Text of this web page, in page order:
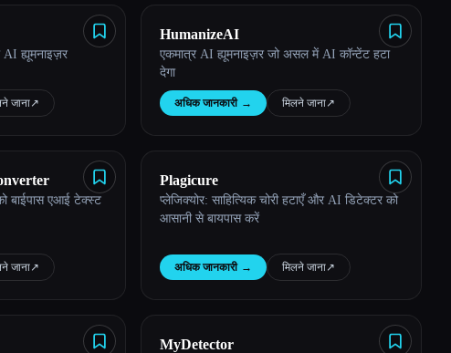
AI ह्यूमनाइज़र
जाना↗︎
HumanizeAI
एकमात्र AI ह्यूमनाइज़र जो असल में AI कॉन्टेंट हटा
देगा
अधिक जानकारी → मिलने जाना↗︎
बाईपास एआई टेक्स्ट
जाना↗︎
Plagicure
प्लेजिक्योर: साहित्यिक चोरी हटाएँ और AI डिटेक्टर को
आसानी से बायपास करें
अधिक जानकारी → मिलने जाना↗︎
MyDetector